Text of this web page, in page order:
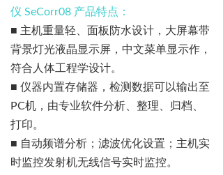
仪 SeCorr08 产品特点：
■ 主机重量轻、面板防水设计，大屏幕带
背景灯光液晶显示屏，中文菜单显示作，
符合人体工程学设计。
■ 仪器内置存储器，检测数据可以输出至
PC机，由专业软件分析、整理、归档、
打印。
■ 自动频谱分析；滤波优化设置；主机实
时监控发射机无线信号实时监控。